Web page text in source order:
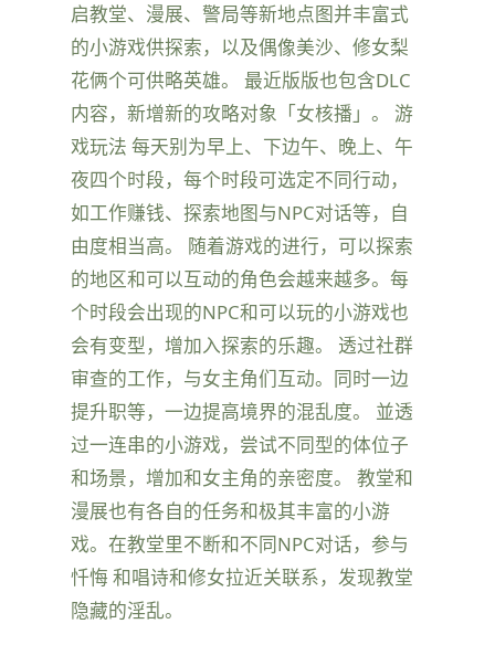
启教堂、漫展、警局等新地点图并丰富式
的小游戏供探索，以及偶像美沙、修女梨
花俩个可供略英雄。 最近版版也包含DLC
内容，新增新的攻略对象「女核播」。 游
戏玩法 每天别为早上、下边午、晚上、午
夜四个时段，每个时段可选定不同行动，
如工作赚钱、探索地图与NPC对话等，自
由度相当高。 随着游戏的进行，可以探索
的地区和可以互动的角色会越来越多。每
个时段会出现的NPC和可以玩的小游戏也
会有变型，增加入探索的乐趣。 透过社群
审查的工作，与女主角们互动。同时一边
提升职等，一边提高境界的混乱度。 並透
过一连串的小游戏，尝试不同型的体位子
和场景，增加和女主角的亲密度。 教堂和
漫展也有各自的任务和极其丰富的小游
戏。在教堂里不断和不同NPC对话，参与
忏悔 和唱诗和修女拉近关联系，发现教堂
隐藏的淫乱。